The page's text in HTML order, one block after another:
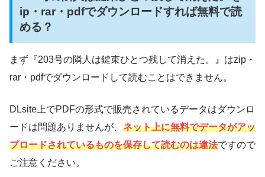
ip・rar・pdfでダウンロードすれば無料で読
める？
まず『203号の隣人は鍵束ひとつ残して消えた。』はzip・
rar・pdfでダウンロードして読むことはできません。
DLsite上でPDFの形式で販売されているデータはダウンロ
ードは問題ありませんが、 ネット上に無料でデータがアッ
プロードされているものを保存して読むのは違法ですので
ご注意ください。